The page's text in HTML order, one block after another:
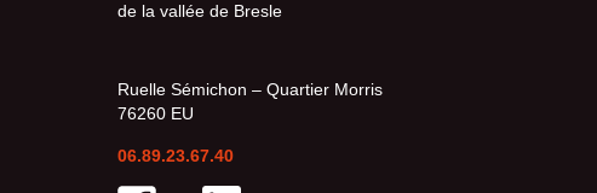
de la vallée de Bresle
Ruelle Sémichon – Quartier Morris
76260 EU
06.89.23.67.40